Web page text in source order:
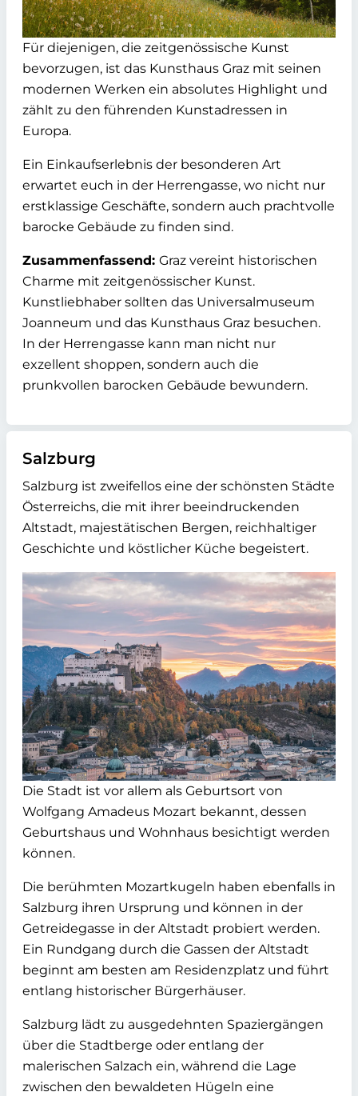
Für diejenigen, die zeitgenössische Kunst
bevorzugen, ist das Kunsthaus Graz mit seinen
modernen Werken ein absolutes Highlight und
zählt zu den führenden Kunstadressen in
Europa.
Ein Einkaufserlebnis der besonderen Art
erwartet euch in der Herrengasse, wo nicht nur
erstklassige Geschäfte, sondern auch prachtvolle
barocke Gebäude zu finden sind.
Zusammenfassend: Graz vereint historischen
Charme mit zeitgenössischer Kunst.
Kunstliebhaber sollten das Universalmuseum
Joanneum und das Kunsthaus Graz besuchen.
In der Herrengasse kann man nicht nur
exzellent shoppen, sondern auch die
prunkvollen barocken Gebäude bewundern.
Salzburg
Salzburg ist zweifellos eine der schönsten Städte
Österreichs, die mit ihrer beeindruckenden
Altstadt, majestätischen Bergen, reichhaltiger
Geschichte und köstlicher Küche begeistert.
Die Stadt ist vor allem als Geburtsort von
Wolfgang Amadeus Mozart bekannt, dessen
Geburtshaus und Wohnhaus besichtigt werden
können.
Die berühmten Mozartkugeln haben ebenfalls in
Salzburg ihren Ursprung und können in der
Getreidegasse in der Altstadt probiert werden.
Ein Rundgang durch die Gassen der Altstadt
beginnt am besten am Residenzplatz und führt
entlang historischer Bürgerhäuser.
Salzburg lädt zu ausgedehnten Spaziergängen
über die Stadtberge oder entlang der
malerischen Salzach ein, während die Lage
zwischen den bewaldeten Hügeln eine